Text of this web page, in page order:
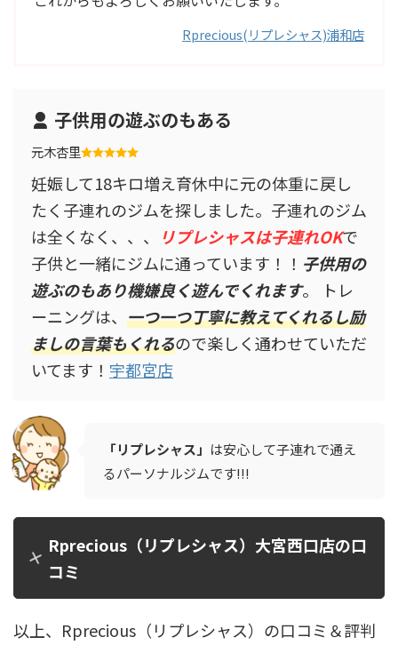
Rprecious(リプレシャス)浦和店
子供用の遊ぶのもある
元木杏里
妊娠して18キロ増え育休中に元の体重に戻し
たく子連れのジムを探しました。子連れのジム
は全くなく、、、
リプレシャスは子連れOKで
子供と一緒にジムに通っています！！ 子供用の
遊ぶのもあり機嫌良く遊んでくれます。 トレ
ーニングは、 一つ一つ丁寧に教えてくれるし励
ましの言葉もくれるので楽しく通わせていただ
いてます！ 宇都宮店
「リプレシャス」 は安心して子連れで通え
るパーソナルジムです!!!
Rprecious（リプレシャス）大宮西口店の口
コミ
以上、Rprecious（リプレシャス）の口コミ＆評判